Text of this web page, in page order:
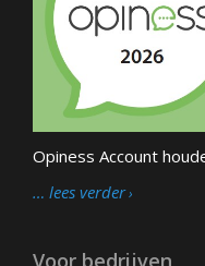
Opiness Account
… lees verder
Voor bedrijven